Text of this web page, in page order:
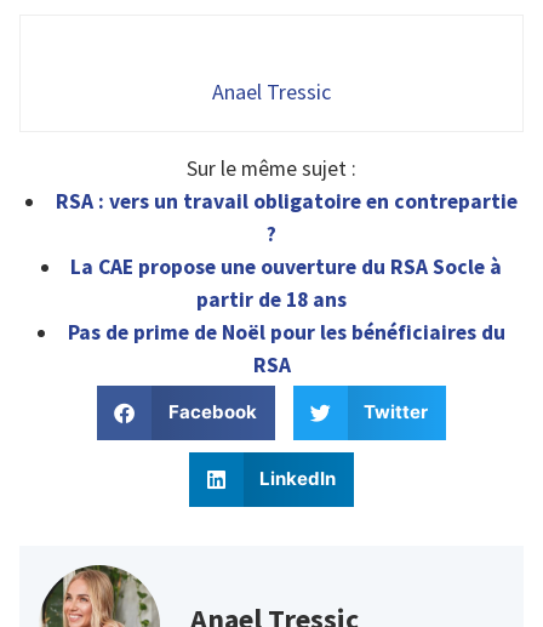
Anael Tressic
Sur le même sujet :
RSA : vers un travail obligatoire en contrepartie
?
La CAE propose une ouverture du RSA Socle à
partir de 18 ans
Pas de prime de Noël pour les bénéficiaires du
RSA
Facebook Twitter
LinkedIn
Anael Tressic